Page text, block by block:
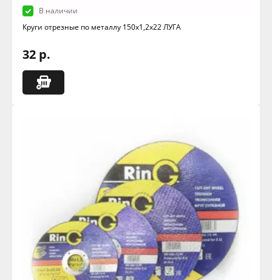
В наличии
Круги отрезные по металлу 150х1,2х22 ЛУГА
32 р.